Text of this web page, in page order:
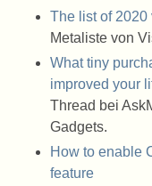
The list of
Metaliste von
What tiny
improved your
Thread bei
Gadgets.
How to enable
feature